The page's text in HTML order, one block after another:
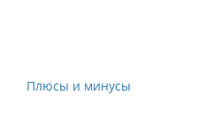
Плюсы и минусы